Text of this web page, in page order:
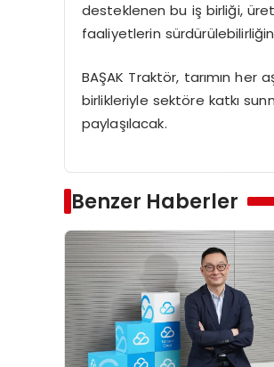
desteklenen bu iş birliği,
faaliyetlerin
BAŞAK Traktör, tarımın
birlikleriyle sektöre katkı
paylaşılacak.
Benzer Haberler